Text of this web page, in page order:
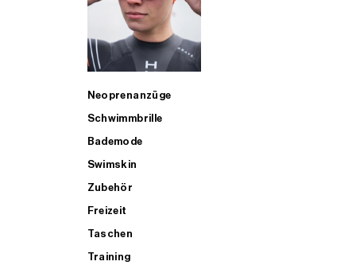
Neoprenanzüge
Schwimmbrille
Bademode
Swimskin
Zubehör
Freizeit
Taschen
Training